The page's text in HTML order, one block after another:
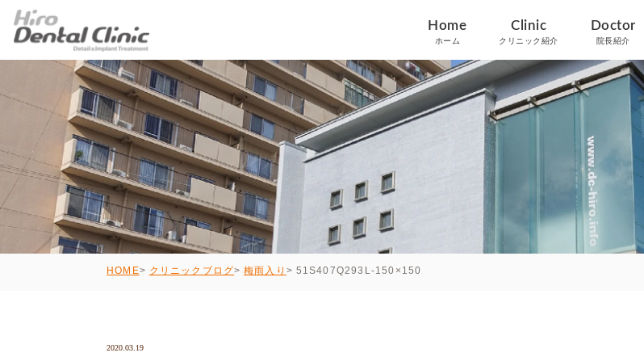
Home
ホーム
Clinic
クリニック紹介
Doctor
院長紹介
HOME クリニックブログ 梅雨入り 51S407Q293L-150×150
2020.03.19